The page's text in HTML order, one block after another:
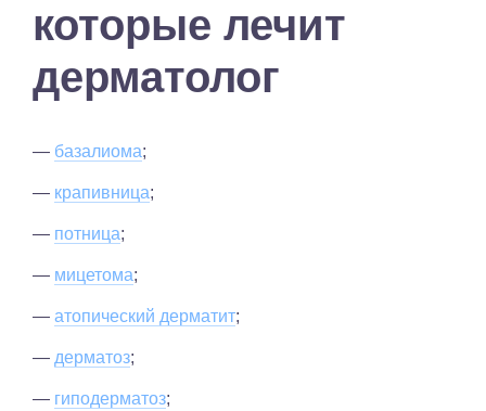
которые лечит
дерматолог
— базалиома;
— крапивница;
— потница;
— мицетома;
— атопический дерматит;
— дерматоз;
— гиподерматоз;